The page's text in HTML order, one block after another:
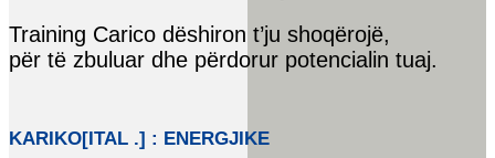
Training Carico dëshiron t’ju shoqërojë,
për të zbuluar dhe përdorur potencialin tuaj.
KARIKO[ITAL .] : ENERGJIKE